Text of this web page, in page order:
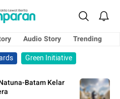
Audio Story
Trending
Green Initiative
Batam Kelar